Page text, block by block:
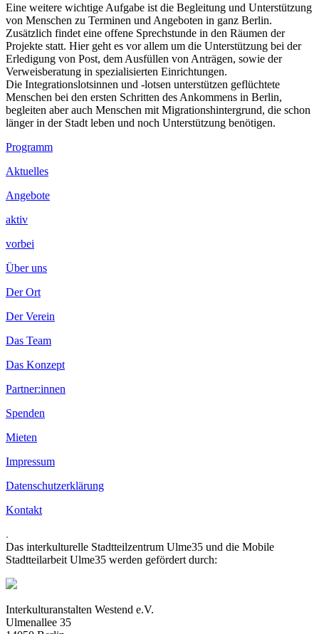
Eine weitere wichtige Aufgabe ist die Begleitung und Unterstützung
von Menschen zu Terminen und Angeboten in ganz Berlin.
Zusätzlich findet eine offene Sprechstunde in den Räumen der
Projekte statt. Hier geht es vor allem um die Unterstützung bei der
Erledigung von Post, dem Ausfüllen von Anträgen, sowie der
Verweisberatung in spezialisierten Einrichtungen.
Die Integrationslotsinnen und -lotsen unterstützen geflüchtete
Menschen bei den ersten Schritten des Ankommens in Berlin,
begleiten aber auch Menschen mit Migrationshintergrund, die schon
länger in der Stadt leben und noch Unterstützung benötigen.
Footer
Inhalt
Programm
Aktuelles
Angebote
aktiv
vorbei
Über uns
Der Ort
Der Verein
Das Team
Das Konzept
Partner:innen
Spenden
Mieten
Impressum
Datenschutzerklärung
Kontakt
.
Das interkulturelle Stadtteilzentrum Ulme35 und die Mobile
Stadtteilarbeit Ulme35 werden gefördert durch:
Interkulturanstalten Westend e.V.
Ulmenallee 35